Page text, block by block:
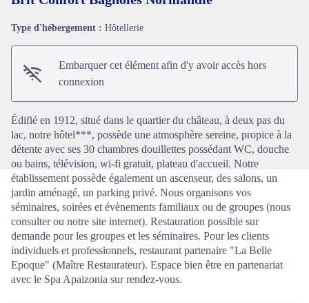
Voir l'image en plein écran
Type d'hébergement : Hôtellerie
Embarquer cet élément afin d'y avoir accès hors
connexion
Édifié en 1912, situé dans le quartier du château, à deux pas du
lac, notre hôtel***, possède une atmosphère sereine, propice à la
détente avec ses 30 chambres douillettes possédant WC, douche
ou bains, télévision, wi-fi gratuit, plateau d'accueil. Notre
établissement possède également un ascenseur, des salons, un
jardin aménagé, un parking privé. Nous organisons vos
séminaires, soirées et évènements familiaux ou de groupes (nous
consulter ou notre site internet). Restauration possible sur
demande pour les groupes et les séminaires. Pour les clients
individuels et professionnels, restaurant partenaire "La Belle
Epoque" (Maître Restaurateur). Espace bien être en partenariat
avec le Spa Apaizonia sur rendez-vous.